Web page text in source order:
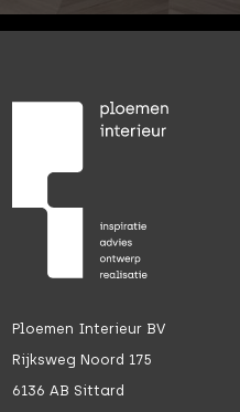
Ploemen Interieur BV
Rijksweg Noord 175
6136 AB Sittard